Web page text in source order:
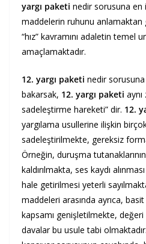
yargı paketi nedir sorusuna en
maddelerin ruhunu anlamaktan
“hız” kavramını adaletin temel
amaçlamaktadır.
12. yargı paketi nedir sorusuna
bakarsak, 12. yargı paketi
sadeleştirme hareketi” dir. 12.
yargılama usullerine ilişkin
sadeleştirilmekte, gereksiz
Örneğin, duruşma
kaldırılmakta, ses kaydı
hale getirilmesi yeterli
maddeleri arasında ayrıca,
kapsamı genişletilmekte, değeri
davalar bu usule tabi olmaktadır.